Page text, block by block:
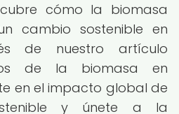
cómo la biomasa
cambio sostenible en
de nuestro artículo
de la biomasa en
en el impacto global de
y únete a la